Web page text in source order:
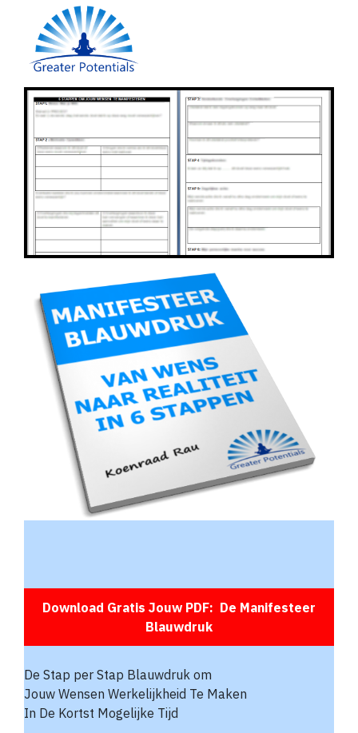
Download Gratis Jouw PDF: De Manifesteer
Blauwdruk
De Stap per Stap Blauwdruk om
Jouw Wensen Werkelijkheid Te Maken
In De Kortst Mogelijke Tijd